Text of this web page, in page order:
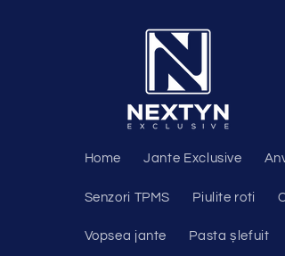
Home Jante Exclusive
Senzori TPMS Piulite roti
Vopsea jante Pasta șlefuit